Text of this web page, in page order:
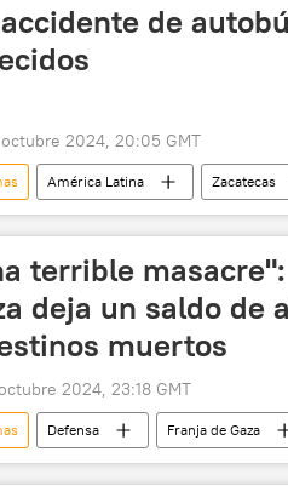
de
2024, 20:05 GMT
América Latina Zacatecas
accidente
terrible
deja un saldo de
muertos
2024, 23:18 GMT
Defensa Franja de Gaza
armados